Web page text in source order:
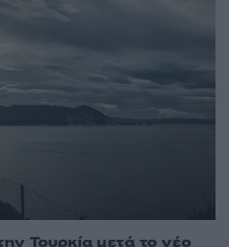
Τουρκία μετά το νέο